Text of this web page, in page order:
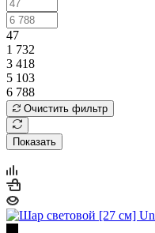
47
1 732
3 418
5 103
6 788
Очистить фильтр
Показать